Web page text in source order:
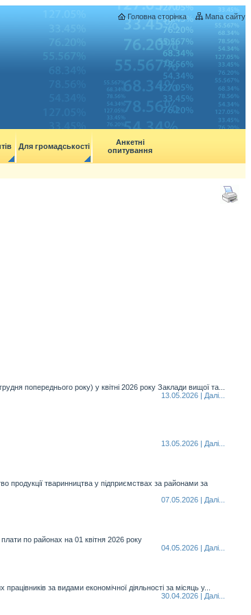
Головна сторінка Мапа сайту
Для громадськості
Анкетні
опитування
попереднього року) у квітні 2026 року Заклади вищої та...
13.05.2026 | Далi...
13.05.2026 | Далi...
продукції тваринництва у підприємствах за районами за
07.05.2026 | Далi...
плати по районах на 01 квітня 2026 року
04.05.2026 | Далi...
за видами економічної діяльності за місяць у...
30.04.2026 | Далi...